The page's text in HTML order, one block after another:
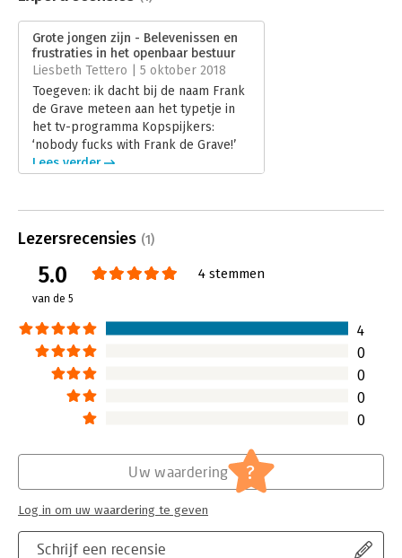
Verschijningsdatum:
14-2-2018
Hoofdrubriek: Mens en maatschappij
Grote jongen zijn - Belevenissen en
frustraties in het openbaar bestuur
Liesbeth Tettero | 5 oktober 2018
Toegeven: ik dacht bij de naam Frank
de Grave meteen aan het typetje in
het tv-programma Kopspijkers:
‘nobody fucks with Frank de Grave!’
Lees verder
Lezersrecensies (1)
5.0
van de 5
4 stemmen
4
0
0
0
0
Schrijf een recensie
Uw waardering ?
Log in om uw waardering te geven